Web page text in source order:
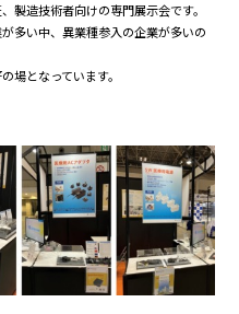
製造技術者向けの専門展示会です。
多い中、異業種参入の企業が多いの
場となっています。